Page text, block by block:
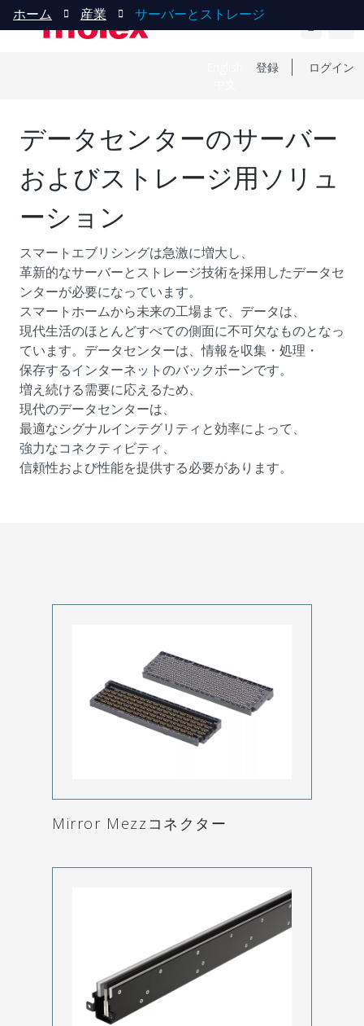
登録 ログイン
ホーム 産業 サーバーとストレージ
データセンターのサーバー
およびストレージ用ソリュ
ーション
スマートエブリシングは急激に増大し、
革新的なサーバーとストレージ技術を採用したデータセ
ンターが必要になっています。
スマートホームから未来の工場まで、データは、
現代生活のほとんどすべての側面に不可欠なものとなっ
ています。データセンターは、情報を収集・処理・
保存するインターネットのバックボーンです。
増え続ける需要に応えるため、
現代のデータセンターは、
最適なシグナルインテグリティと効率によって、
強力なコネクティビティ、
信頼性および性能を提供する必要があります。
Mirror Mezzコネクター